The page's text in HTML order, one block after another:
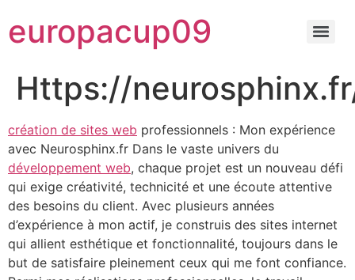
europacup09
Https://
création de sites web professionnels : Mon expérience
avec Neurosphinx.fr Dans le vaste univers du
développement web, chaque projet est un nouveau défi
qui exige créativité, technicité et une écoute attentive
des besoins du client. Avec plusieurs années
d’expérience à mon actif, je construis des sites internet
qui allient esthétique et fonctionnalité, toujours dans le
but de satisfaire pleinement ceux qui me font confiance.